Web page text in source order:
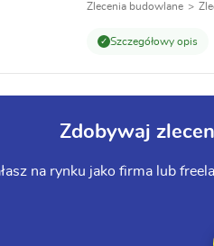
Zlecenia budowlane
Szczegółowy opis
Zdobywaj
na rynku jako firma lub